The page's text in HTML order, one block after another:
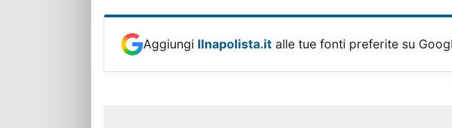
Aggiungi Ilnapolista.it alle tue fonti preferite su